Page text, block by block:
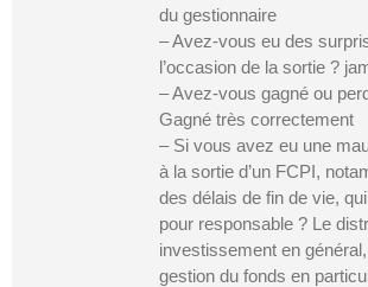
du gestionnaire
– Avez-vous eu des
l’occasion de la sortie ?
– Avez-vous gagné ou
Gagné très correctement
– Si vous avez eu une
à la sortie d’un FCPI,
des délais de fin de vie,
pour responsable ? Le
investissement en
gestion du fonds en